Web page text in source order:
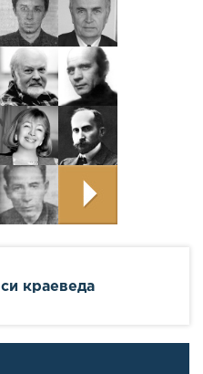
краеведа